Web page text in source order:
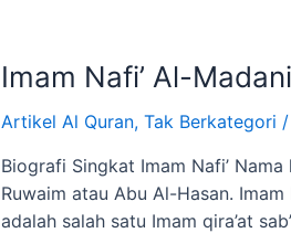
Imam Nafi’ Al-
Artikel Al Quran, Tak Berkategori
Biografi Singkat Imam Nafi’
Ruwaim atau Abu Al-Hasan.
adalah salah satu Imam qira’at